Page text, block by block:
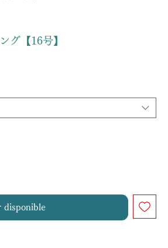
グ【16号】
disponible